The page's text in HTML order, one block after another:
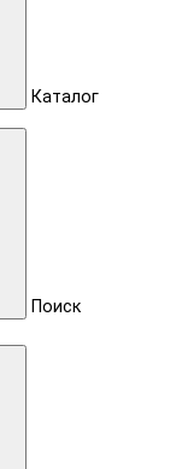
Каталог
Поиск